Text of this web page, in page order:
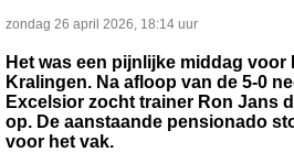
zondag 26 april 2026, 18:14 uur
Het was een pijnlijke middag voor
Kralingen. Na afloop van de 5-0
Excelsior zocht trainer Ron Jans
op. De aanstaande pensionado
voor het vak.